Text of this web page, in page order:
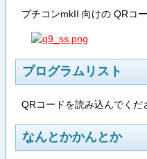
プチコンmkII 向けの QRコー
プログラムリスト
QRコードを読み込んでくだ
なんとかかんとか